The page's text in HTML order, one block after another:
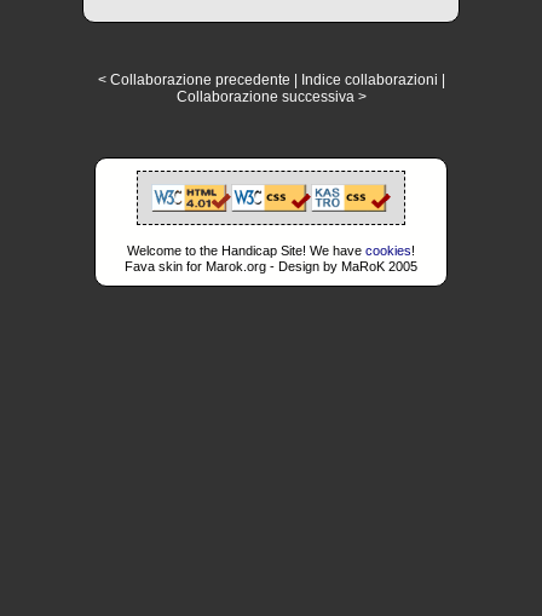
< Collaborazione precedente Indice collaborazioni
Collaborazione successiva >
Welcome to the Handicap Site! We have cookies!
Fava skin for Marok.org - Design by MaRoK 2005